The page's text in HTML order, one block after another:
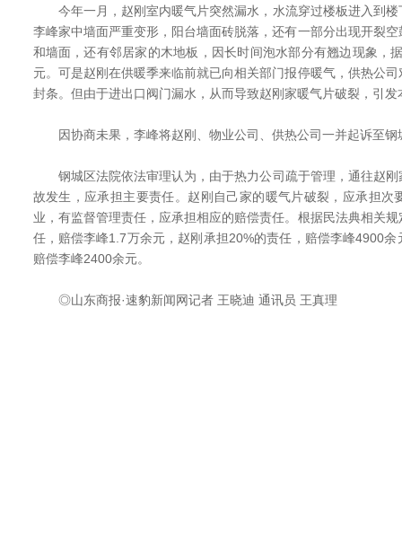
今年一月，赵刚室内暖气片突然漏水，水流穿过楼板进入到楼
李峰家中墙面严重变形，阳台墙面砖脱落，还有一部分出现开裂
和墙面，还有邻居家的木地板，因长时间泡水部分有翘边现象，
元。可是赵刚在供暖季来临前就已向相关部门报停暖气，供热公
封条。但由于进出口阀门漏水，从而导致赵刚家暖气片破裂，引发
因协商未果，李峰将赵刚、物业公司、供热公司一并起诉至钢
钢城区法院依法审理认为，由于热力公司疏于管理，通往赵刚
故发生，应承担主要责任。赵刚自己家的暖气片破裂，应承担次
业，有监督管理责任，应承担相应的赔偿责任。根据民法典相关
任，赔偿李峰1.7万余元，赵刚承担20%的责任，赔偿李峰4900
赔偿李峰2400余元。
◎山东商报·速豹新闻网记者 王晓迪 通讯员 王真理